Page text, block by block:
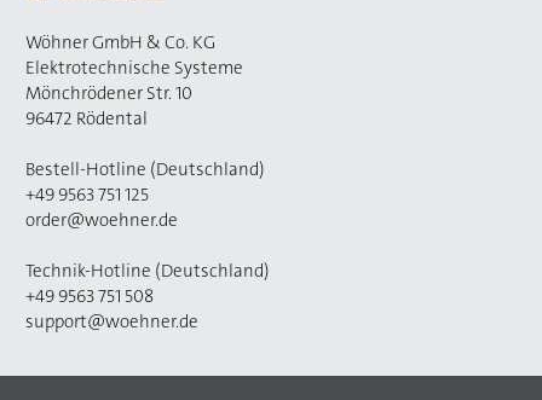
Wöhner GmbH & Co. KG
Elektrotechnische Systeme
Mönchrödener Str. 10
96472 Rödental
Bestell-Hotline (Deutschland)
+49 9563 751 125
order@woehner.de
Technik-Hotline (Deutschland)
+49 9563 751 508
support@woehner.de